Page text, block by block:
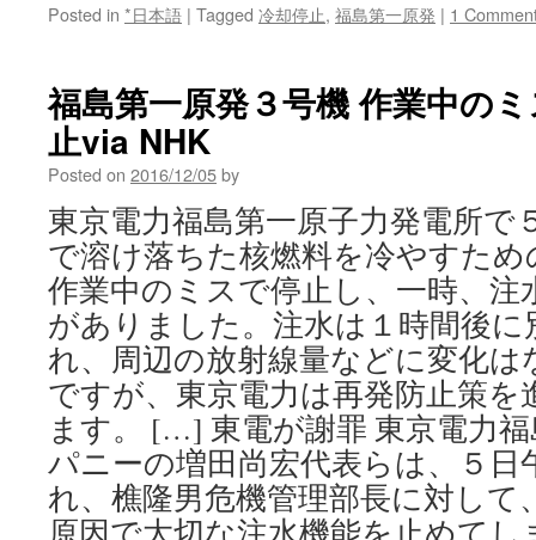
Posted in *日本語 | Tagged 冷却停止, 福島第一原発 | 1
福島第一原発３号機 作業中の
止via NHK
Posted on 2016/12/05by
東京電力福島第一原子力発電所で
で溶け落ちた核燃料を冷やすた
作業中のミスで停止し、一時、
がありました。注水は１時間後
れ、周辺の放射線量などに変化
ですが、東京電力は再発防止策
ます。 […] 東電が謝罪 東京電力
パニーの増田尚宏代表らは、５日
れ、樵隆男危機管理部長に対して
原因で大切な注水機能を止めて